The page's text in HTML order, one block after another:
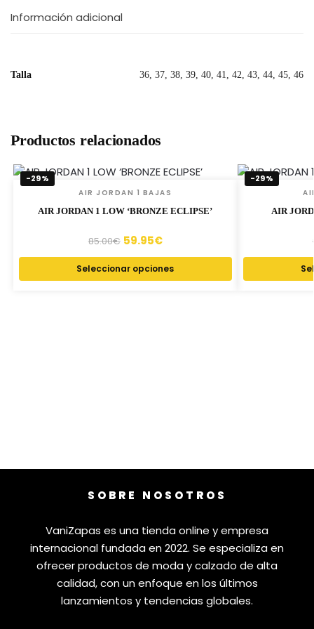
Información adicional
Talla 36, 37, 38, 39, 40, 41, 42, 43, 44, 45, 46
Productos relacionados
-29%
AIR JORDAN 1 BAJAS
AIR JORDAN 1 LOW ‘BRONZE ECLIPSE’
85.00€ 59.95€
Seleccionar opciones
-29%
AIR
SOBRE NOSOTROS
VaniZapas es una tienda online y empresa
internacional fundada en 2022. Se especializa en
ofrecer productos de moda y calzado de alta
calidad, con un enfoque en los últimos
lanzamientos y tendencias globales.